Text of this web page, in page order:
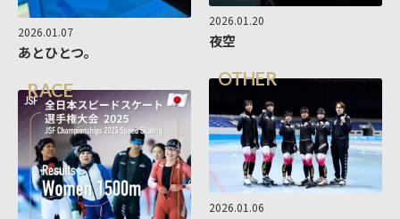
2026.01.20
夜空
2026.01.07
あとひとつ。
OTHER
2026.01.06
RACE